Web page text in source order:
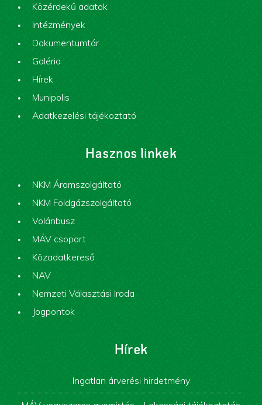
Közérdekű adatok
Intézmények
Dokumentumtár
Galéria
Hírek
Munipolis
Adatkezelési tájékoztató
Hasznos linkek
NKM Áramszolgáltató
NKM Földgázszolgáltató
Volánbusz
MÁV csoport
Közadatkereső
NAV
Nemzeti Választási Iroda
Jogpontok
Hírek
Ingatlan árverési hirdetmény